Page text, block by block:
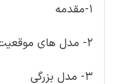
1-مقدمه
2- مدل های موقعیت
3- مدل بزرگی